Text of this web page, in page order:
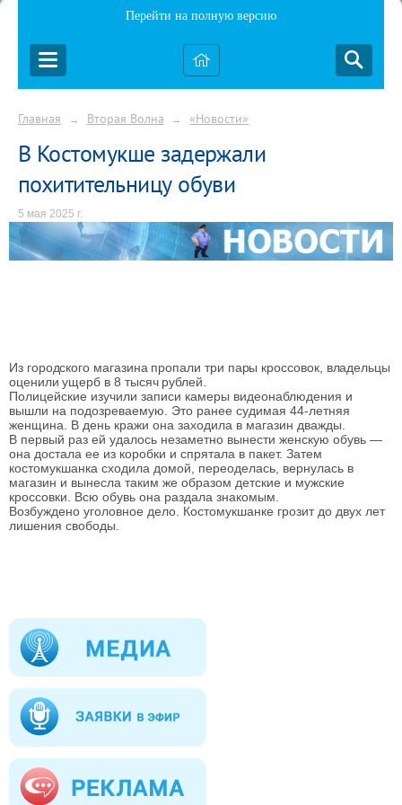
Перейти на полную версию
Главная → Вторая Волна → «Новости»
В Костомукше задержали
похитительницу обуви
5 мая 2025 г.
Из городского магазина пропали три пары кроссовок, владельцы
оценили ущерб в 8 тысяч рублей.
Полицейские изучили записи камеры видеонаблюдения и
вышли на подозреваемую. Это ранее судимая 44-летняя
женщина. В день кражи она заходила в магазин дважды.
В первый раз ей удалось незаметно вынести женскую обувь —
она достала ее из коробки и спрятала в пакет. Затем
костомукшанка сходила домой, переоделась, вернулась в
магазин и вынесла таким же образом детские и мужские
кроссовки. Всю обувь она раздала знакомым.
Возбуждено уголовное дело. Костомукшанке грозит до двух лет
лишения свободы.